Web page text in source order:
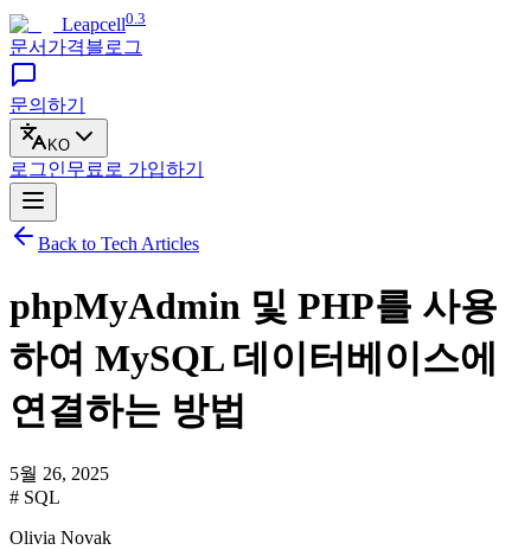
Leapcell0.3
문서 가격블로그
문의하기
KO
로그인무료로 가입하기
Back to Tech Articles
phpMyAdmin 및 PHP를 사용
하여 MySQL 데이터베이스에
연결하는 방법
5월 26, 2025
# SQL
Olivia Novak